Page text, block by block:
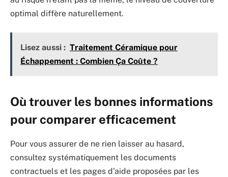
optimal diffère naturellement.
Lisez aussi : Traitement Céramique pour
Échappement : Combien Ça Coûte ?
Où trouver les bonnes informations
pour comparer efficacement
Pour vous assurer de ne rien laisser au hasard,
consultez systématiquement les documents
contractuels et les pages d’aide proposées par les